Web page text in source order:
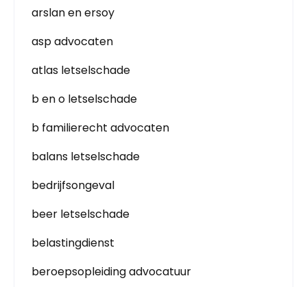
arslan en ersoy
asp advocaten
atlas letselschade
b en o letselschade
b familierecht advocaten
balans letselschade
bedrijfsongeval
beer letselschade
belastingdienst
beroepsopleiding advocatuur